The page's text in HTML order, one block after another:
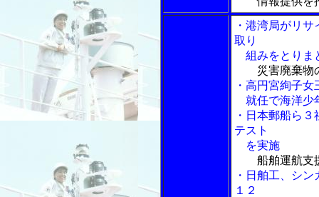
・港湾局がリ
取り
組みをとりま
災害廃棄物
・高円宮絢子
就任で海洋少
・日本郵船ら
テスト
を実施
船舶運航支
・日舶工、シ
１２